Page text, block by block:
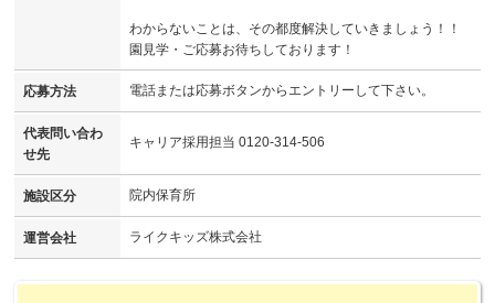
わからないことは、その都度解決していきましょう！！
園見学・ご応募お待ちしております！
応募方法 電話または応募ボタンからエントリーして下さい。
代表問い合わ
せ先
キャリア採用担当 0120-314-506
施設区分 院内保育所
運営会社 ライクキッズ株式会社